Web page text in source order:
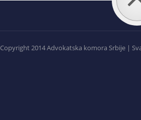
Copyright 2014 Advokatska komora Srbije |